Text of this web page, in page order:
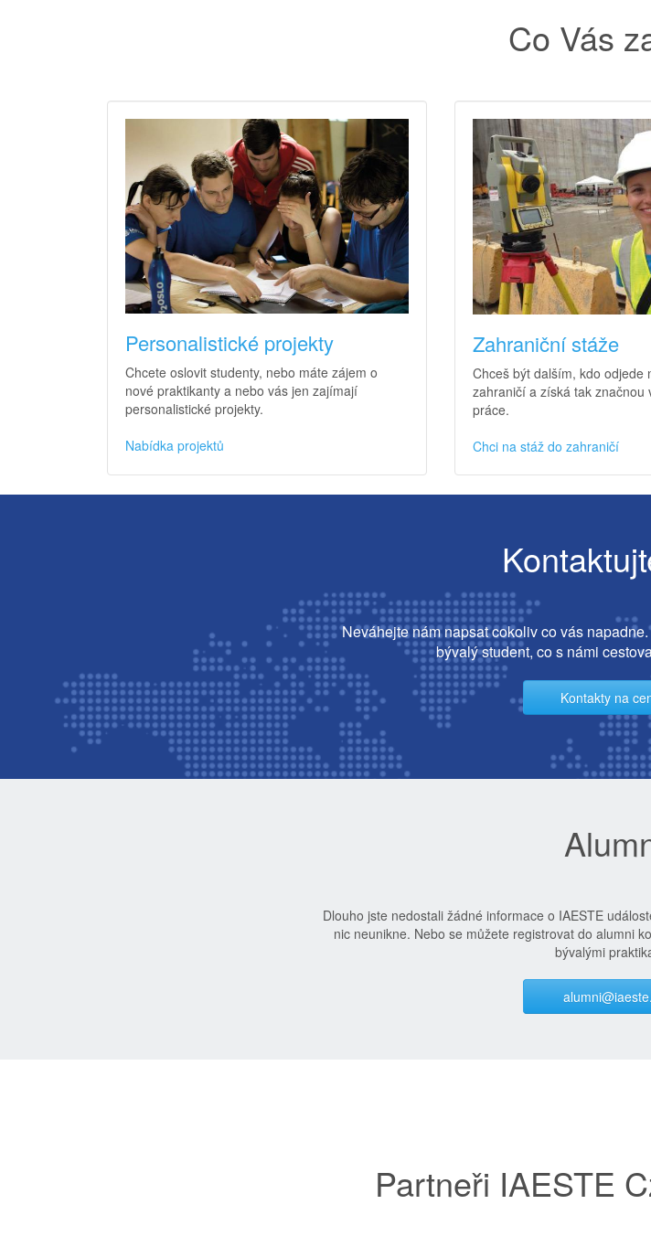
Co Vás
Personalistické projekty
Chcete oslovit studenty, nebo máte zájem o
nové praktikanty a nebo vás jen zajímají
personalistické projekty.
Nabídka projektů
Zahraniční stáže
Chceš být dalším, kdo odjede
zahraničí a získá tak značnou
práce.
Chci na stáž do zahraničí
Neváhejte nám napsat cokoliv co vás
bývalý student, co s námi
Kontakty na
Dlouho jste nedostali žádné informace o IAESTE
nic neunikne. Nebo se můžete registrovat do alumni
bývalými
Partneři IAESTE